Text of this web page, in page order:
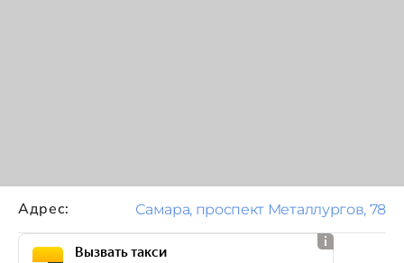
Адрес: Самара, проспект Металлургов, 78
Вызвать такси